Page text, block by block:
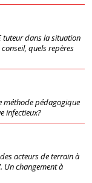
tuteur dans la situation
quels repères
méthode pédagogique
infectieux?
acteurs de terrain à
Un changement à